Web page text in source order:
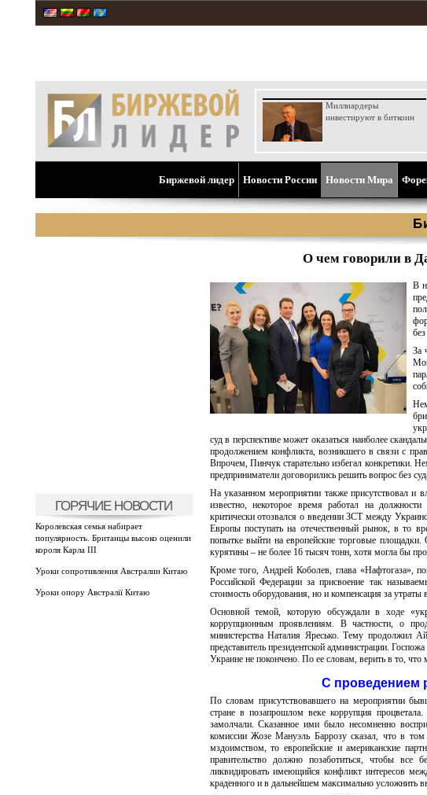
Миллиардеры
инвестируют в биткоин
Биржевой лидер Новости России Новости Мира
ГОРЯЧИЕ НОВОСТИ
Королевская семья набирает
популярность. Британцы высоко оценили
короля Карла III
Уроки сопротивления Австралии Китаю
Уроки опору Австралії Китаю
О чем говорили в
В
За
суд в перспективе может оказаться наиболее
продолжением конфликта, возникшего в связи с
Впрочем, Пинчук старательно избегал конкретики.
предприниматели договорились решить вопрос без
На указанном мероприятии также присутствовал
известно, некоторое время работал на
критически отозвался о введении ЗСТ между
Европы поступать на отечественный рынок, в то
попытке выйти на европейские торговые
курятины – не более 16 тысяч тонн, хотя могла бы
Кроме того, Андрей Коболев, глава «Нафтогаза»,
Российской Федерации за присвоение так
стоимость оборудования, но и компенсация за
Основной темой, которую обсуждали в ходе
коррупционным проявлениям. В частности, о
министерства Наталия Яресько. Тему продолжил
представитель президентской администрации.
Украине не покончено. По ее словам, верить в то, что
С проведением
По словам присутствовавшего на мероприятии
стране в позапрошлом веке коррупция
замолчали. Сказанное ими было несомненно
комиссии Жозе Мануэль Баррозу сказал, что в том
мздоимством, то европейские и американские
правительство должно позаботиться, чтобы все
ликвидировать имеющийся конфликт интересов
краденного и в дальнейшем максимально усложнить